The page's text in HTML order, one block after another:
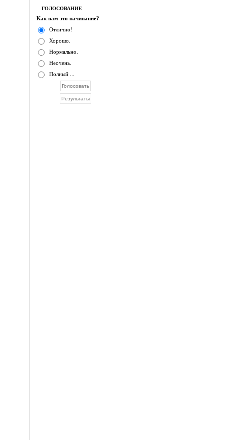
ГОЛОСОВАНИЕ
Как вам это начинание?
Отлично!
Хорошо.
Нормально.
Неочень.
Полный ...